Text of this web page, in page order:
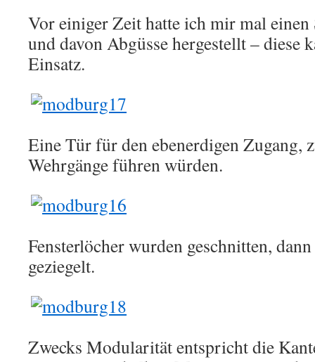
Vor einiger Zeit hatte ich mir mal einen
und davon Abgüsse hergestellt – diese
Einsatz.
Eine Tür für den ebenerdigen Zugang,
Wehrgänge führen würden.
Fensterlöcher wurden geschnitten,
geziegelt.
Zwecks Modularität entspricht die